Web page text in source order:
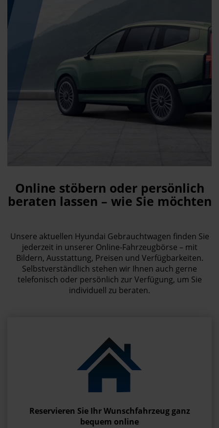
Online stöbern oder persönlich
beraten lassen – wie Sie möchten
Unsere aktuellen Hyundai Gebrauchtwagen finden Sie
jederzeit in unserer Online-Fahrzeugbörse – mit
Bildern, Ausstattung, Preisen und Verfügbarkeiten.
Selbstverständlich stehen wir Ihnen auch gerne
telefonisch oder persönlich zur Verfügung, um Sie
individuell zu beraten.
Reservieren Sie Ihr Wunschfahrzeug ganz
bequem online